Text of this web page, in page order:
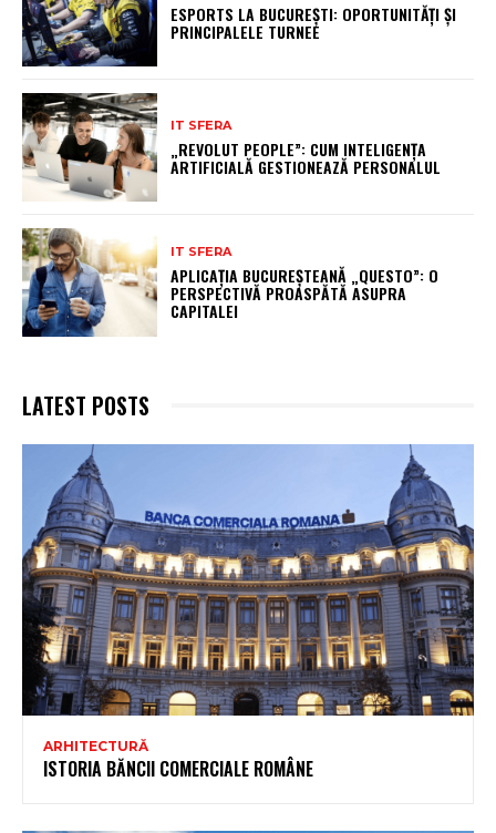
ESPORTS LA BUCUREȘTI: OPORTUNITĂȚI ȘI
PRINCIPALELE TURNEE
IT SFERA
„REVOLUT PEOPLE”: CUM INTELIGENȚA
ARTIFICIALĂ GESTIONEAZĂ PERSONALUL
IT SFERA
APLICAȚIA BUCUREȘTEANĂ „QUESTO”: O
PERSPECTIVĂ PROASPĂTĂ ASUPRA
CAPITALEI
LATEST POSTS
ARHITECTURĂ
ISTORIA BĂNCII COMERCIALE ROMÂNE